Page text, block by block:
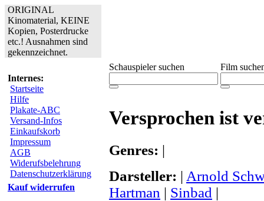
ORIGINAL
Kinomaterial, KEINE
Kopien, Posterdrucke
etc.! Ausnahmen sind
gekennzeichnet.
Internes:
Startseite
Hilfe
Plakate-ABC
Versand-Infos
Einkaufskorb
Impressum
AGB
Widerufsbelehrung
Datenschutzerklärung
Kauf widerrufen
Schauspieler suchen Film
Versprochen ist
Genres: |
Darsteller: | Arnold
Hartman | Sinbad |